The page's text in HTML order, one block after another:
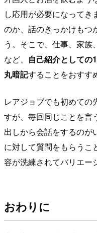
し応用が必要になって
のか、話のきっかけもつ
う。そこで、仕事、家
など、 自己紹介としての
丸暗記することをおすす
レアジョブでも初めての
すが、毎回同じことを言
出しから会話をするのが
に対して質問をもらうこ
容が洗練されてバリエー
おわりに